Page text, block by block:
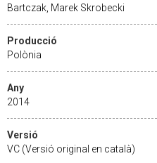
Bartczak, Marek Skrobecki
Producció
Polònia
Any
2014
Versió
VC (Versió original en català)